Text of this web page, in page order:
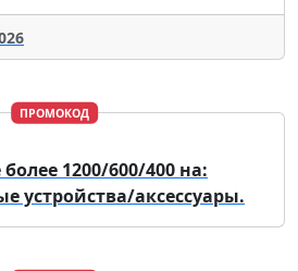
ПРОМОКОД
1200/600/400 на:
устройства/аксессуары.